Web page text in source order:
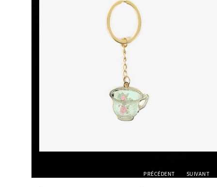
PRÉCÉDENT SUIVANT